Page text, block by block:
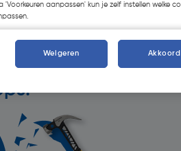
aanpassen' kun je zelf instellen welke
Weigeren Akkoord